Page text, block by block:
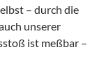
– durch die
unserer
ist meßbar –